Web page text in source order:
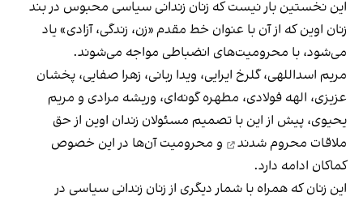
این نخستین بار نیست که زنان زندانی سیاسی محبوس در بند
زنان اوین که از آن با عنوان خط مقدم «زن، زندگی، آزادی» یاد
می‌شود، با محرومیت‌های انضباطی مواجه می‌شوند.
مریم اسداللهی، گلرخ ایرایی، ویدا ربانی، زهرا صفایی، پخشان
عزیزی، الهه فولادی، مطهره گونه‌ای، وریشه مرادی و مریم
یحیوی، پیش از این با تصمیم مسئولان زندان اوین از حق
ملاقات محروم شدند
و محرومیت آن‌ها در این خصوص
کماکان ادامه دارد.
این زنان که همراه با شمار دیگری از زنان زندانی سیاسی در